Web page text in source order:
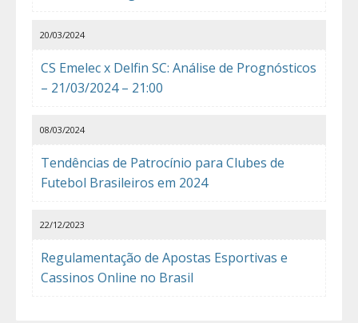
CS Emelec x Delfin SC: Análise de Prognósticos
– 21/03/2024 – 21:00
20/03/2024
Tendências de Patrocínio para Clubes de
Futebol Brasileiros em 2024
08/03/2024
Regulamentação de Apostas Esportivas e
Cassinos Online no Brasil
22/12/2023